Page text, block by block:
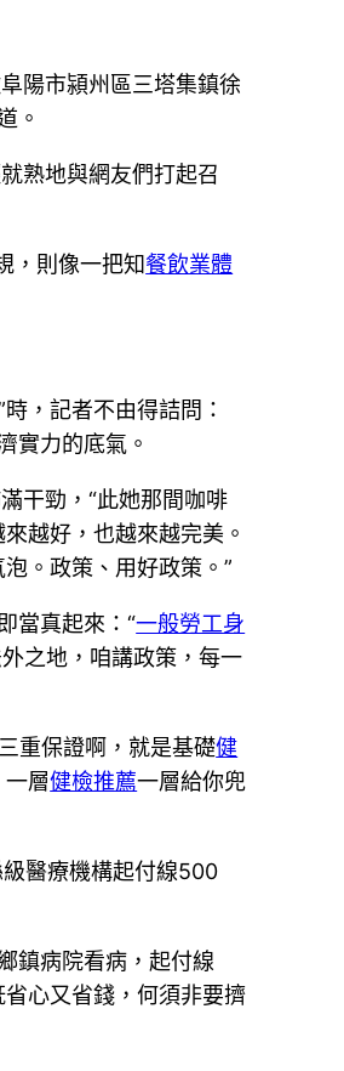
阜陽市潁州區三塔集鎮徐
。
熟地與網友們打起召
，則像一把知餐飲業體
，記者不由得詰問：
實力的底氣。
干勁，“此她那間咖啡
越好，也越來越完美。
。政策、用好政策。”
當真起來：“一般勞工身
之地，咱講政策，每一
重保證啊，就是基礎健
一層健檢推薦一層給你兜
醫療機構起付線500
鎮病院看病，起付線
心又省錢，何須非要擠